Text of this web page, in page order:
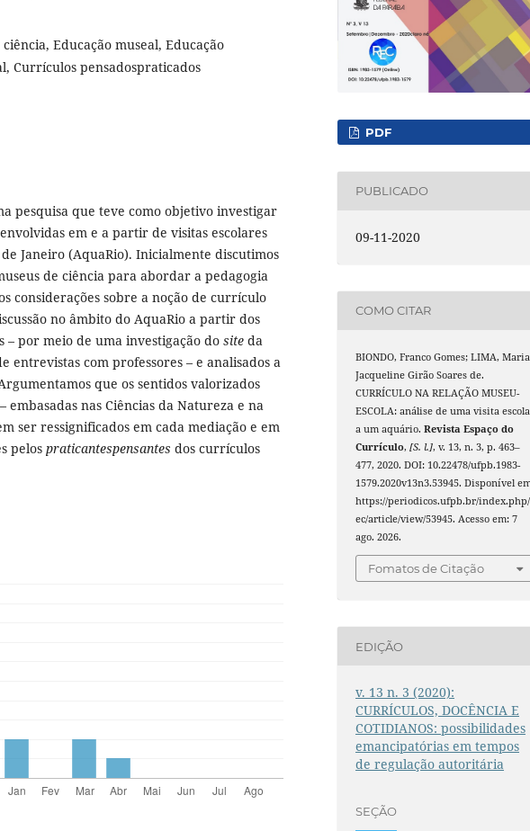
Educação museal, Educação
Currículos pensadospraticados
pesquisa que teve como objetivo investigar
em e a partir de visitas escolares
Janeiro (AquaRio). Inicialmente discutimos
de ciência para abordar a pedagogia
considerações sobre a noção de currículo
no âmbito do AquaRio a partir dos
– por meio de uma investigação do site da
entrevistas com professores – e analisados a
que os sentidos valorizados
embasadas nas Ciências da Natureza e na
ser ressignificados em cada mediação e em
pelos praticantespensantes dos currículos
PDF
PUBLICADO
09-11-2020
COMO CITAR
BIONDO, Franco Gomes; LIMA, Maria
Jacqueline Girão Soares de.
CURRÍCULO NA RELAÇÃO MUSEU-
ESCOLA: análise de uma visita
a um aquário.Revista Espaço do
Currículo,[S. l.], v. 13, n. 3, p. 463–
477, 2020. DOI: 10.22478/ufpb.1983-
1579.2020v13n3.53945. Disponível
https://periodicos.ufpb.br/
ec/article/view/53945. Acesso em: 7
ago. 2026.
Fomatos de Citação
EDIÇÃO
v. 13 n. 3 (2020):
CURRÍCULOS, DOCÊNCIA E
COTIDIANOS: possibilidades
emancipatórias em tempos
de regulação autoritária
SEÇÃO